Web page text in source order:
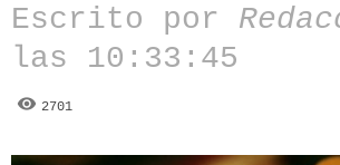
Escrito por
las 10:33:45
2701